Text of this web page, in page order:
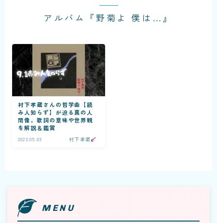
KOZO MURASHITA
アルバム『野菊よ 僕は…』
村下孝蔵さんの哲学曲【読
み人知らず】が迫る真の人
間像。歌詞の意味や世界観
を解説＆鑑賞
2023.05.03 村下孝蔵
MENU